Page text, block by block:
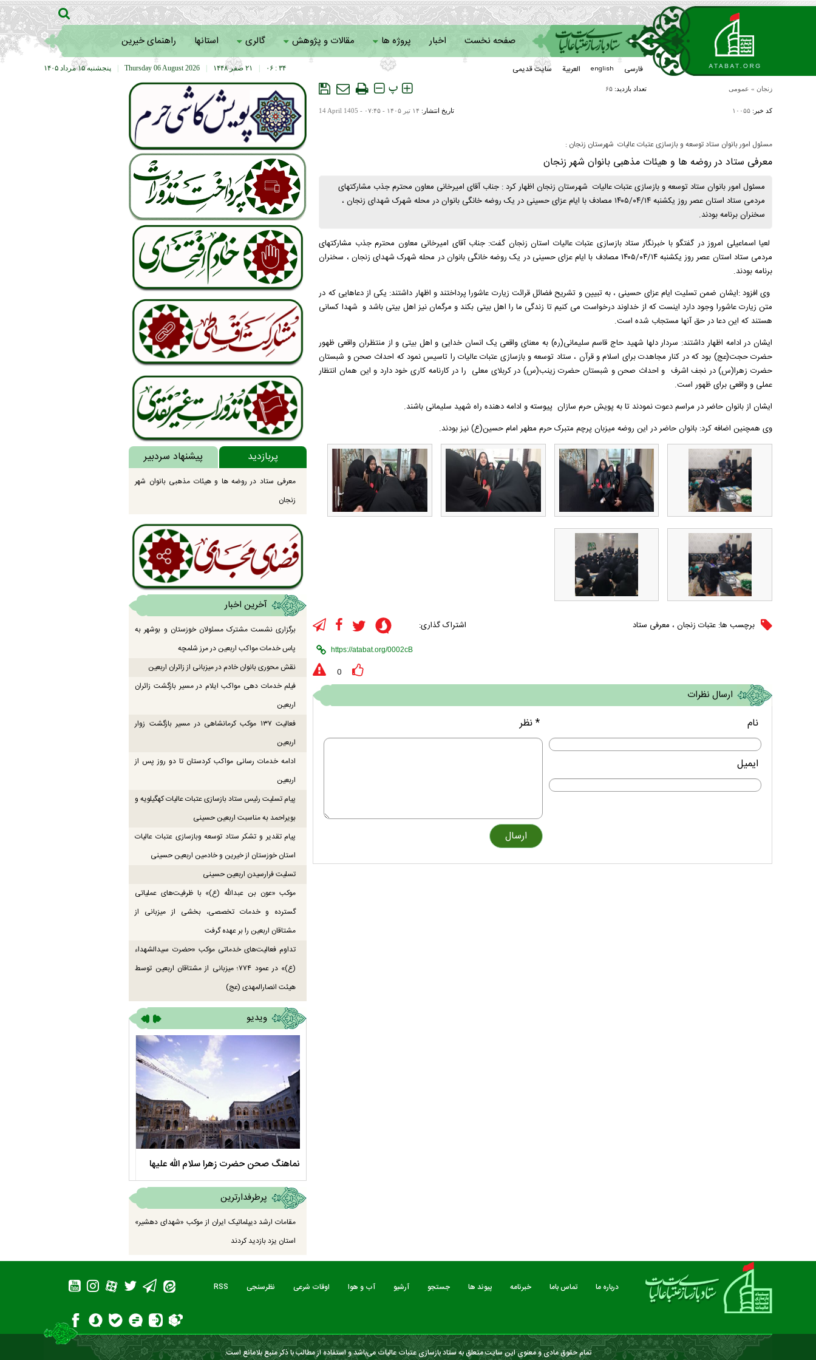
صفحه نخست اخبار پروژه ها مقالات و پژوهش گالری استانها راهنمای خیرین
سامانه خادمان فارسی english العربیة سایت قدیمی پنجشنبه ۱۵ مرداد ۱۴۰۵ Thursday 06 August 2026 ۲۱ صفر ۱۴۴۸ ۳۴ : ۰۶
زنجان » عمومی تعداد بازدید:۶۵ پ
کد خبر: ۱۰۰۵۵ تاریخ انتشار: ۱۴ تير ۱۴۰۵ - ۰۷:۴۵ - 14 April 1405
مسئول امور بانوان ستاد توسعه و بازسازی عتبات عالیات شهرستان زنجان :
معرفی ستاد در روضه ها و هیئات مذهبی بانوان شهر زنجان
مسئول امور بانوان ستاد توسعه و بازسازی عتبات عالیات شهرستان زنجان اظهار کرد : جناب آقای امیرخانی معاون محترم جذب مشارکتهای
مردمی ستاد استان عصر روز یکشنبه ۱۴۰۵/۰۴/۱۴ مصادف با ایام عزای حسینی در یک روضه خانگی بانوان در محله شهرک شهدای زنجان ،
سخنران برنامه بودند.
لعیا اسماعیلی امروز در گفتگو با خبرنگار ستاد بازسازی عتبات عالیات استان زنجان گفت: جناب آقای امیرخانی معاون محترم جذب مشارکتهای
مردمی ستاد استان عصر روز یکشنبه ۱۴۰۵/۰۴/۱۴ مصادف با ایام عزای حسینی در یک روضه خانگی بانوان در محله شهرک شهدای زنجان ، سخنران
برنامه بودند.
وی افزود :ایشان ضمن تسلیت ایام عزای حسینی ، به تبیین و تشریح فضائل قرائت زیارت عاشورا پرداختند و اظهار داشتند: یکی از دعاهایی که در
متن زیارت عاشورا وجود دارد اینست که از خداوند درخواست می کنیم تا زندگی ما را اهل بیتی بکند و مرگمان نیز اهل بیتی باشد و شهدا کسانی
هستند که این دعا در حق آنها مستجاب شده است.
ایشان در ادامه اظهار داشتند: سردار دلها شهید حاج قاسم سلیمانی(ره) به معنای واقعی یک انسان خدایی و اهل بیتی و از منتظران واقعی ظهور
حضرت حجت(عج) بود که در کنار مجاهدت برای اسلام و قرآن ، ستاد توسعه و بازسازی عتبات عالیات را تاسیس نمود که احداث صحن و شبستان
حضرت زهرا(س) در نجف اشرف و احداث صحن و شبستان حضرت زینب(س) در کربلای معلی را در کارنامه کاری خود دارد و این همان انتظار
عملی و واقعی برای ظهور است.
ایشان از بانوان حاضر در مراسم دعوت نمودند تا به پویش حرم سازان پیوسته و ادامه دهنده راه شهید سلیمانی باشند.
وی همچنین اضافه کرد: بانوان حاضر در این روضه میزبان پرچم متبرک حرم مطهر امام حسین(ع) نیز بودند.
برچسب ها: عتبات زنجان ، معرفی ستاد اشتراک گذاری:
0
ارسال نظرات
نام
ایمیل
* نظر
پربازدید پیشنهاد سردبیر
معرفی ستاد در روضه ها و هیئات مذهبی بانوان شهر
زنجان
آخرین اخبار
برگزاری نشست مشترک مسئولان خوزستان و بوشهر به
پاس خدمات مواکب اربعین در مرز شلمچه
نقش محوری بانوان خادم در میزبانی از زائران اربعین
فیلم خدمات دهی مواکب ایلام در مسیر بازگشت زائران
اربعین
فعالیت ۱۳۷ موکب کرمانشاهی در مسیر بازگشت زوار
اربعین
ادامه خدمات رسانی مواکب کردستان تا دو روز پس از
اربعین
پیام تسلیت رئیس ستاد بازسازی عتبات عالیات کهگیلویه و
بویراحمد به مناسبت اربعین حسینی
پیام تقدیر و تشکر ستاد توسعه وبازسازی عتبات عالیات
استان خوزستان از خیرین و خادمین اربعین حسینی
تسلیت فرارسیدن اربعین حسینی
موکب «عون بن عبدالله (ع)» با ظرفیت‌های عملیاتی
گسترده و خدمات تخصصی، بخشی از میزبانی از
مشتاقان اربعین را بر عهده گرفت
تداوم فعالیت‌های خدماتی موکب «حضرت سیدالشهداء
(ع)» در عمود ۷۷۴؛ میزبانی از مشتاقان اربعین توسط
هیئت انصارالمهدی (عج)
ویدیو
نماهنگ صحن حضرت زهرا سلام الله علیها
پرطرفدارترین
مقامات ارشد دیپلماتیک ایران از موکب «شهدای دهشیر»
استان یزد بازدید کردند
درباره ما تماس باما خبرنامه پیوند ها جستجو آرشیو آب و هوا اوقات شرعی نظرسنجی RSS
تمام حقوق مادی و معنوی این سایت متعلق به ستاد بازسازی عتبات عالیات می‌باشد و استفاده از مطالب با ذکر منبع بلامانع است.